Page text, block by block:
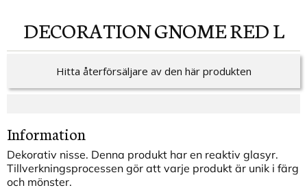
DECORATION GNOME RED L
Hitta återförsäljare av den här produkten
Information
Dekorativ nisse. Denna produkt har en reaktiv glasyr.
Tillverkningsprocessen gör att varje produkt är unik i färg
och mönster.